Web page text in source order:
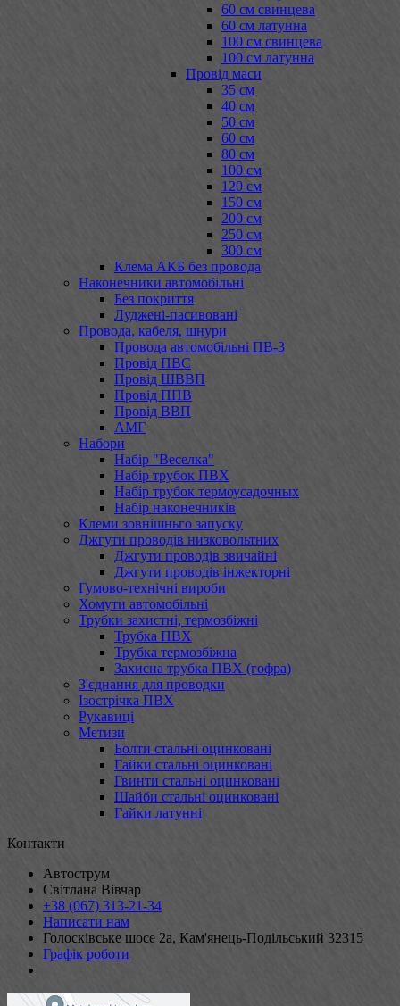
60 см свинцева
60 см латунна
100 см свинцева
100 см латунна
Провід маси
35 см
40 см
50 см
60 см
80 см
100 см
120 см
150 см
200 см
250 см
300 см
Клема АКБ без провода
Наконечники автомобільні
Без покриття
Луджені-пасивовані
Провода, кабеля, шнури
Провода автомобільні ПВ-3
Провід ПВС
Провід ШВВП
Провід ППВ
Провід ВВП
АМГ
Набори
Набір "Веселка"
Набір трубок ПВХ
Набір трубок термоусадочных
Набір наконечників
Клеми зовнішньго запуску
Джгути проводів низковольтних
Джгути проводів звичайні
Джгути проводів інжекторні
Гумово-технічні вироби
Хомути автомобільні
Трубки захистні, термозбіжні
Трубка ПВХ
Трубка термозбіжна
Захисна трубка ПВХ (гофра)
З'єднання для проводки
Ізострічка ПВХ
Рукавиці
Метизи
Болти стальні оцинковані
Гайки стальні оцинковані
Гвинти стальні оцинковані
Шайби стальні оцинковані
Гайки латунні
Контакти
Автострум
Світлана Вівчар
+38 (067) 313-21-34
Написати нам
Голосківське шосе 2а, Кам'янець-Подільський 32315
Графік роботи